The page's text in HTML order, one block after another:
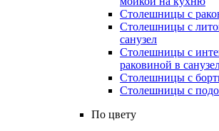
Столешницы с
Столешницы с
санузел
Столешницы с
раковиной в
Столешницы с
Столешницы с
По цвету